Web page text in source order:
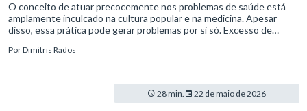
O conceito de atuar precocemente nos problemas de saúde está
amplamente inculcado na cultura popular e na medicina. Apesar
disso, essa prática pode gerar problemas por si só. Excesso de
PorDimitris Rados
28 min. 22 de maio de 2026